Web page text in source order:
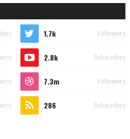
1.7k Followers
2.8k Subscribes
7.3m Followers
286 Subscribes